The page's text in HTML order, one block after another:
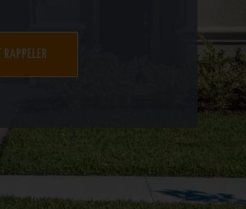
RAPPELER